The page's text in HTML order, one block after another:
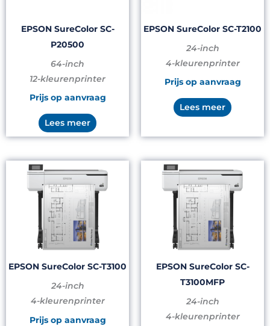
EPSON SureColor SC-
P20500
64-inch
12-kleurenprinter
Prijs op aanvraag
Lees meer
EPSON SureColor SC-T2100
24-inch
4-kleurenprinter
Prijs op aanvraag
Lees meer
EPSON SureColor SC-T3100
24-inch
4-kleurenprinter
Prijs op aanvraag
EPSON SureColor SC-
T3100MFP
24-inch
4-kleurenprinter